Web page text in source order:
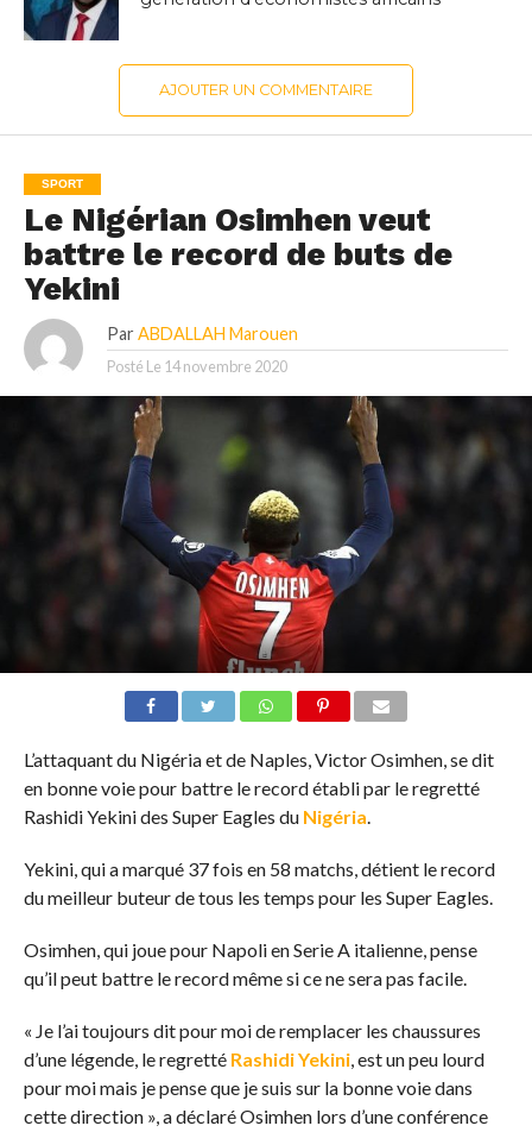
AJOUTER UN COMMENTAIRE
SPORT
Le Nigérian Osimhen veut
battre le record de buts de
Yekini
Par ABDALLAH Marouen
Posté Le 14 novembre 2020
L’attaquant du Nigéria et de Naples, Victor Osimhen, se dit
en bonne voie pour battre le record établi par le regretté
Rashidi Yekini des Super Eagles du Nigéria.
Yekini, qui a marqué 37 fois en 58 matchs, détient le record
du meilleur buteur de tous les temps pour les Super Eagles.
Osimhen, qui joue pour Napoli en Serie A italienne, pense
qu’il peut battre le record même si ce ne sera pas facile.
« Je l’ai toujours dit pour moi de remplacer les chaussures
d’une légende, le regretté Rashidi Yekini, est un peu lourd
pour moi mais je pense que je suis sur la bonne voie dans
cette direction », a déclaré Osimhen lors d’une conférence